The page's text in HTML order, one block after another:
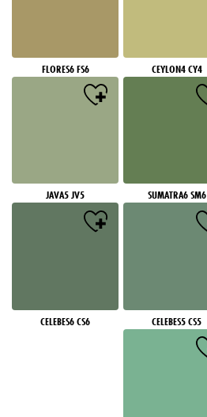
FLORES6 FS6 CEYLON4 CY4
JAVA5 JV5 SUMATRA6 SM6
CELEBES6 CS6 CELEBES5 CS5